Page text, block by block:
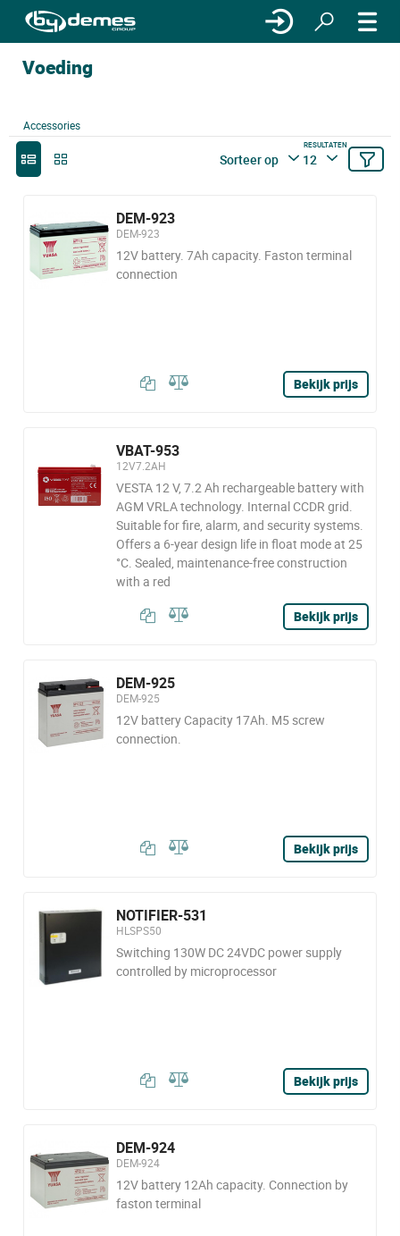
Voeding
Accessories
Sorteer op
RESULTATEN
12
DEM-923
DEM-923
12V battery. 7Ah capacity. Faston terminal
connection
Bekijk prijs
VBAT-953
12V7.2AH
VESTA 12 V, 7.2 Ah rechargeable battery with
AGM VRLA technology. Internal CCDR grid.
Suitable for fire, alarm, and security systems.
Offers a 6-year design life in float mode at 25
°C. Sealed, maintenance-free construction
with a red
Bekijk prijs
DEM-925
DEM-925
12V battery Capacity 17Ah. M5 screw
connection.
Bekijk prijs
NOTIFIER-531
HLSPS50
Switching 130W DC 24VDC power supply
controlled by microprocessor
Bekijk prijs
DEM-924
DEM-924
12V battery 12Ah capacity. Connection by
faston terminal